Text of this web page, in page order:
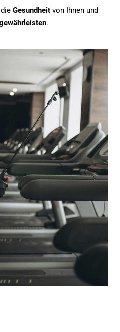
Gesundheit von Ihnen und
gewährleisten.